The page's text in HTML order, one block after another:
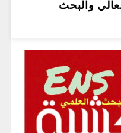
والبحث